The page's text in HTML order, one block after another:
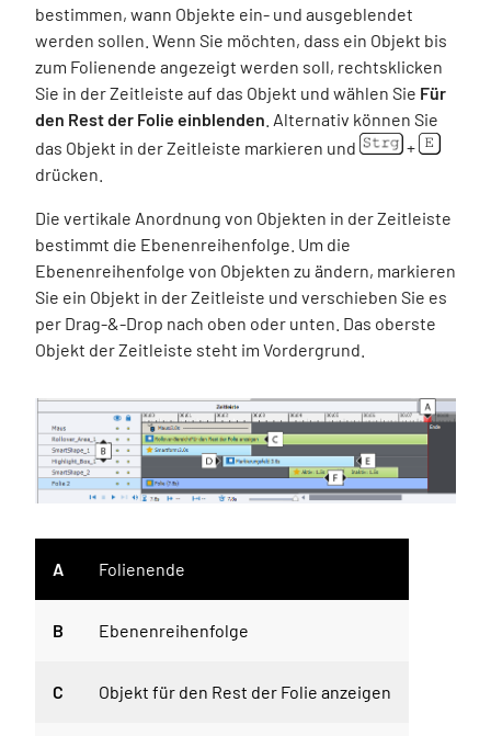
bestimmen, wann Objekte ein- und ausgeblendet
werden sollen. Wenn Sie möchten, dass ein Objekt bis
zum Folienende angezeigt werden soll, rechtsklicken
Sie in der Zeitleiste auf das Objekt und wählen Sie Für
den Rest der Folie einblenden . Alternativ können Sie
das Objekt in der Zeitleiste markieren und
+
drücken.
Die vertikale Anordnung von Objekten in der Zeitleiste
bestimmt die Ebenenreihenfolge. Um die
Ebenenreihenfolge von Objekten zu ändern, markieren
Sie ein Objekt in der Zeitleiste und verschieben Sie es
per Drag-&-Drop nach oben oder unten. Das oberste
Objekt der Zeitleiste steht im Vordergrund.
A Folienende
B Ebenenreihenfolge
C Objekt für den Rest der Folie anzeigen